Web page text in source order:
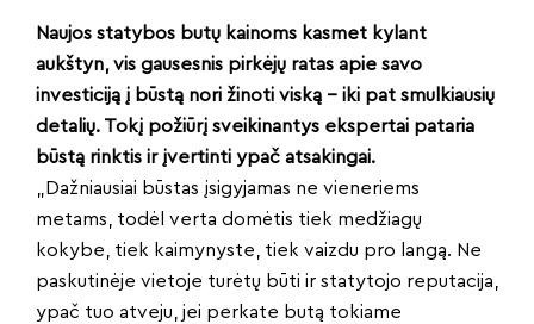
Naujos statybos butų kainoms kasmet kylant
aukštyn, vis gausesnis pirkėjų ratas apie savo
investiciją į būstą nori žinoti viską – iki pat smulkiausių
detalių. Tokį požiūrį sveikinantys ekspertai pataria
būstą rinktis ir įvertinti ypač atsakingai.
„Dažniausiai būstas įsigyjamas ne vieneriems
metams, todėl verta domėtis tiek medžiagų
kokybe, tiek kaimynyste, tiek vaizdu pro langą. Ne
paskutinėje vietoje turėtų būti ir statytojo reputacija,
ypač tuo atveju, jei perkate butą tokiame